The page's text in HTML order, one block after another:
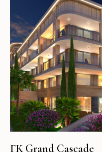
ГК Grand Cascade